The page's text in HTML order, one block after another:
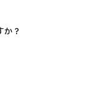
か？